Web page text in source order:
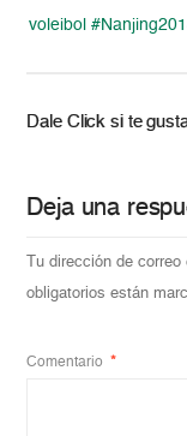
voleibol
Dale Click si te
Deja una
Tu dirección de
obligatorios están
Comentario *